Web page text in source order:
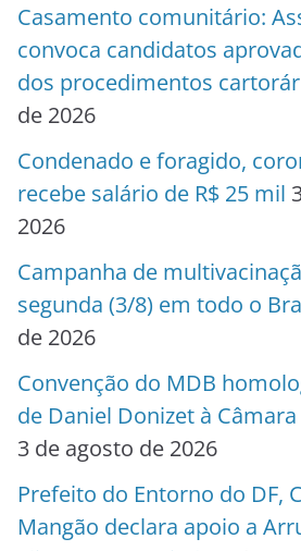
Casamento comunitário:
convoca candidatos
dos procedimentos
de 2026
Condenado e foragido,
recebe salário de R$ 25 mil
2026
Campanha de
segunda (3/8) em todo o
de 2026
Convenção do MDB
de Daniel Donizet à
3 de agosto de 2026
Prefeito do Entorno do DF,
Mangão declara apoio a